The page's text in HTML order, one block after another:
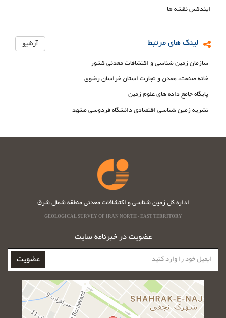
ایندکس نقشه ها
لینک های مرتبط آرشیو
سازمان زمین شناسی و اکتشافات معدنی کشور
خانه صنعت، معدن و تجارت استان خراسان رضوی
پایگاه جامع داده های علوم زمین
نشریه زمین شناسی اقتصادی دانشگاه فردوسی مشهد
اداره کل زمین شناسی و اکتشافات معدنی منطقه شمال شرق
GEOLOGICAL SURVEY OF IRAN NORTH - EAST TERRITORY
عضویت در خبرنامه سایت
ایمیل
خود
را
عضویت